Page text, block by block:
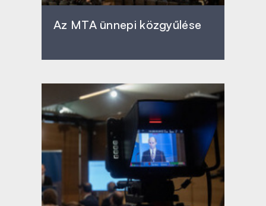
Az MTA ünnepi közgyűlése